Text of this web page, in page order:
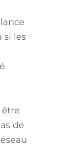
si les
être
de